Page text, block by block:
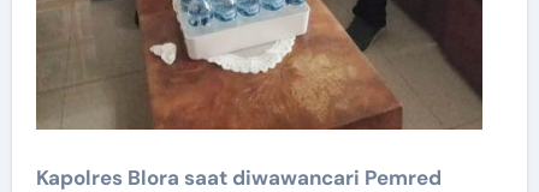
Kapolres Blora saat diwawancari Pemred